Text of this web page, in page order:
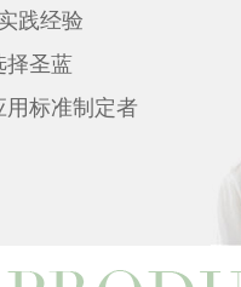
践经验
择圣蓝
用标准制定者